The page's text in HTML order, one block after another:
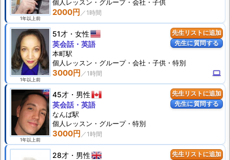
1年以上前
2000円
個人 レッスン ・グループ・会社・子供
先生リストに追加
先生に質問する
1年以上前
51才 女性
3000円 computer
英会話・英語
本町駅
個人 レッスン ・グループ・会社・子供・特別
先生リストに追加
先生に質問する
1年以上前
45才 男性
3000円
英会話・英語
なんば駅
個人 レッスン ・グループ・特別
先生リストに追加
28才 男性